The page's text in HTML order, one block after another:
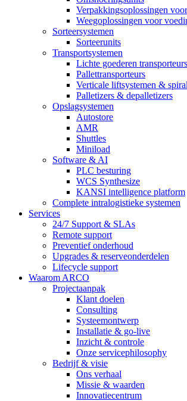
Verpakkingsoplossingen
Weegoplossingen voor
Sorteersystemen
Sorteerunits
Transportsystemen
Lichte goederen transporteurs
Pallettransporteurs
Verticale liftsystemen &
Palletizers & depalletizers
Opslagsystemen
Autostore
AMR
Shuttles
Miniload
Software & AI
PLC besturing
WCS Synthesize
KANSI intelligence platform
Complete intralogistieke systemen
Services
24/7 Support & SLAs
Remote support
Preventief onderhoud
Upgrades & reserveonderdelen
Lifecycle support
Waarom ARCO
Projectaanpak
Klant doelen
Consulting
Systeemontwerp
Installatie & go-live
Inzicht & controle
Onze servicephilosophy
Bedrijf & visie
Ons verhaal
Missie & waarden
Innovatiecentrum